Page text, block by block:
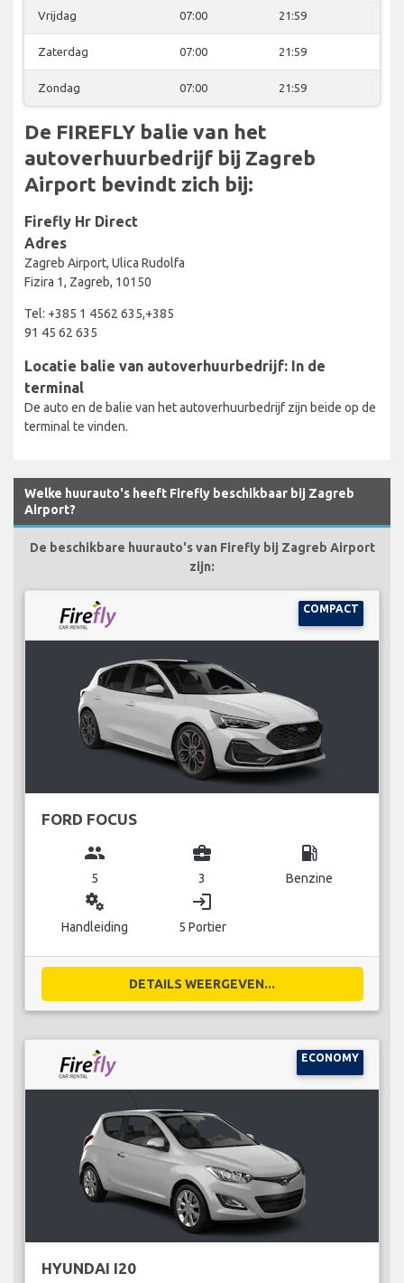
Vrijdag 07:00 21:59
Zaterdag 07:00 21:59
Zondag 07:00 21:59
De FIREFLY balie van het
autoverhuurbedrijf bij Zagreb
Airport bevindt zich bij:
Firefly Hr Direct
Adres
Zagreb Airport, Ulica Rudolfa
Fizira 1, Zagreb, 10150
Tel: +385 1 4562 635,+385
91 45 62 635
Locatie balie van autoverhuurbedrijf: In de
terminal
De auto en de balie van het autoverhuurbedrijf zijn beide op de
terminal te vinden.
Welke huurauto's heeft Firefly beschikbaar bij Zagreb
Airport?
De beschikbare huurauto's van Firefly bij Zagreb Airport
zijn:
COMPACT
FORD FOCUS
group
5
business_center
3
local_gas_station
Benzine
miscellaneous_services
Handleiding
login
5 Portier
DETAILS WEERGEVEN...
ECONOMY
HYUNDAI I20